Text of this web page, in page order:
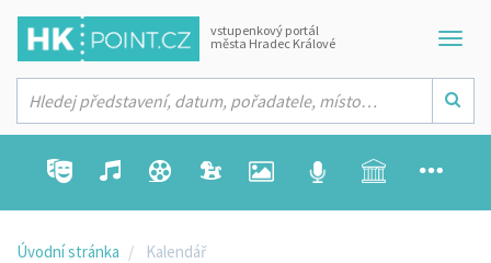
vstupenkový portál
města Hradec Králové
Úvodní stránka Kalendář